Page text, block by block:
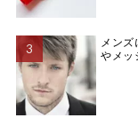
メン
やメッ